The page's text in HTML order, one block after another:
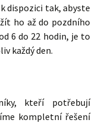
dispozici tak, abyste
ho až do pozdního
6 do 22 hodin, je to
každý den.
kteří potřebují
kompletní řešení